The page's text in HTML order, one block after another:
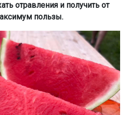
отравления и получить от
пользы.